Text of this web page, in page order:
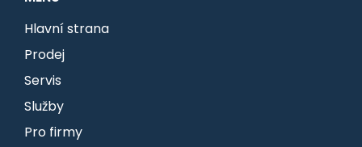
Hlavní strana
Prodej
Servis
Služby
Pro firmy